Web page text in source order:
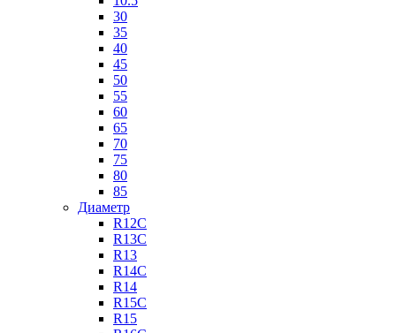
30
35
40
45
50
55
60
65
70
75
80
85
Диаметр
R12C
R13C
R13
R14C
R14
R15C
R15